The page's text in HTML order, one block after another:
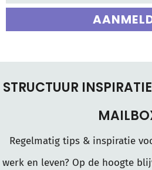
STRUCTUUR
Regelmatig tips & inspiratie
werk en leven? Op de hoogte